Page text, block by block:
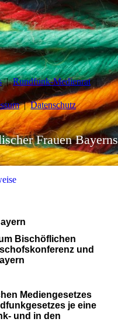
Rundfunk-Medienrat
Datenschutz
Frauen Bayerns
Bischöflichen
und
Mediengesetzes
je eine
und in den